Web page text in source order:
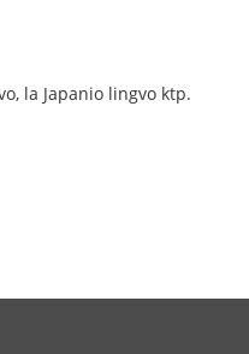
la Japanio lingvo ktp.